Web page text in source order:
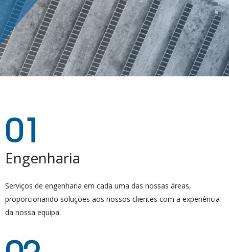
01
Engenharia
Serviços de engenharia em cada uma das nossas áreas,
proporcionando soluções aos nossos clientes com a experiência
da nossa equipa.